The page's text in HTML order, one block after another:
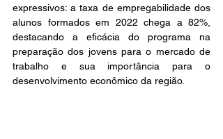
expressivos: a taxa de empregabilidade dos
alunos formados em 2022 chega a 82%,
destacando a eficácia do programa na
preparação dos jovens para o mercado de
trabalho e sua importância para o
desenvolvimento econômico da região.